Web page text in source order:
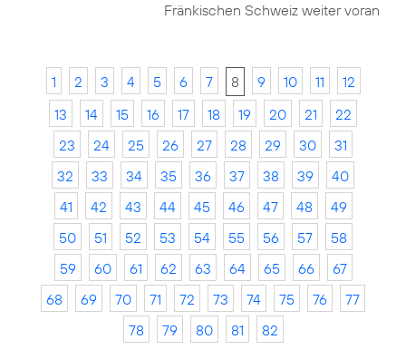
Fränkischen Schweiz weiter voran
1 2 3 4 5 6 7 8 9 10 11
12
13
14 15 16 17 18 19 20 21
22
23
24 25 26 27 28 29 30
31
32
33 34 35 36 37 38 39
40
41
42 43 44 45 46 47 48
49
50
51 52 53 54 55 56 57
58
59
60 61 62 63 64 65 66
67
68
69 70 71 72 73 74 75 76
77
78
79 80 81 82